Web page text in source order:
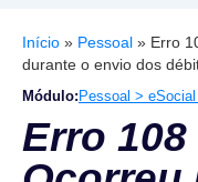
Início » Pessoal » Erro
durante o envio dos
Módulo: Pessoal >
Erro